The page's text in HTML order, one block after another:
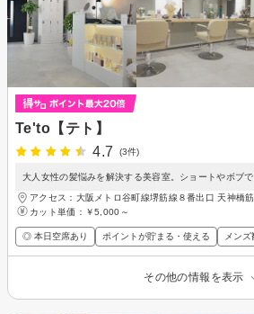
Te'to【テト】
4.7
(3件)
大人女性の髪悩みを解決する美容室。ショートやボブ
アクセス：大阪メトロ谷町線堺筋線８番出口 天神橋
カット単価： ￥5,000～
◎ 本日空席あり ポイントが貯まる・使える メンズ
その他の情報を表示